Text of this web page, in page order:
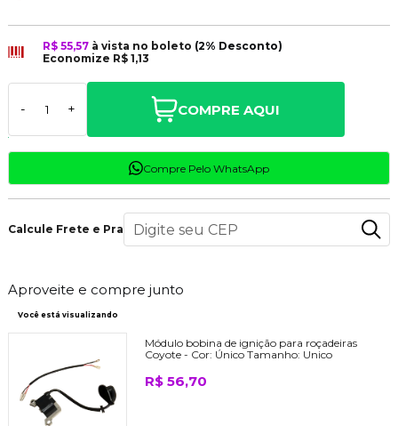
R$ 55,57 à vista no boleto (2% Desconto)
Economize R$ 1,13
- + COMPRE AQUI
Compre Pelo WhatsApp
Calcule Frete e Prazo
Aproveite e compre junto
Você está visualizando
Módulo bobina de ignição para roçadeiras
Coyote - Cor: Único Tamanho: Unico
R$ 56,70